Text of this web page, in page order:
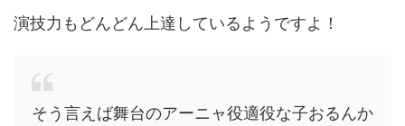
演技力もどんどん上達しているようですよ！
そう言えば舞台のアーニャ役適役な子おるんか